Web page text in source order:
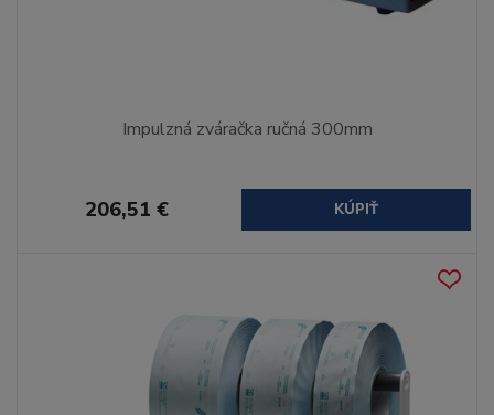
Impulzná zváračka ručná 300mm
206,51 € KÚPIŤ